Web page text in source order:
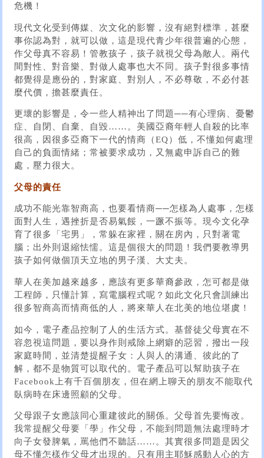
危機！
現代文化受到傳媒、次文化的影響，沒有絕對標準，甚麼
事你認為對，就可以做，這是現代青少年很普遍的心態，
作父母真不容易！管教孩子，孩子就視父母為敵人。兩代
間對性、對音樂、對做人處事也大不同。孩子對很多事情
都覺得是應份的，對家庭、對別人，不必尊敬，不必付甚
麼代價，擔甚麼責任。
更壞的影響是，令一些人精神出了問題──有心理病、憂鬱
症、自閉、自棄、自毀……。美國亞裔年輕人自殺的比率
很高，因很多亞裔下一代的情商（EQ）低，不懂如何處理
自己的負面情緒；常被要求成功，又無處申訴自己的難
處，壓力很大。
父母的責任
成功不能光靠智商高，也要看情商──怎樣為人處事，怎樣
面對人生，遇挫折是否易氣餒，一蹶不振等。現今文化孕
育了很多「宅男」，常躲在家裡，關在房內，只對著電
腦；出外則退縮怯懦。這是個很大的問題！我們要教導男
孩子如何做個頂天立地的男子漢、大丈夫。
華人在美加越來越多，應該有更多華裔參政，怎可都是做
工程師，只懂計算，寫電腦程式呢？如此文化只會訓練出
很多智商高而情商低的人，將來華人在北美的地位堪虞！
如今，電子產品控制了人的生活方式。基督徒父母實在不
容忽視這問題，要以身作則戒除上網癖的惡習，撥出一段
家庭時間，並清楚提醒子女：人與人的溝通、彼此的了
解，都不是物質可以取代的。電子產品可以幫助孩子在
Facebook上有千百個朋友，但在網上聊天的朋友不能取代
臥病時在床邊照顧的父母。
父母跟子女應該同心重建彼此的關係。父母首先要悔改。
我常提醒父母要「學」作父母，不能到問題無法處理時才
向子女發脾氣，罵他們不聽話……。其實很多問題是因父
母不懂怎樣作父母才出現的。只有用主耶穌感動人心的方